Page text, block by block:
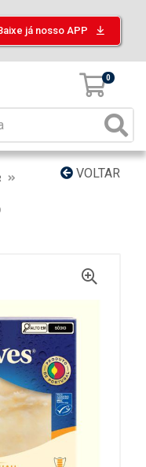
já nosso APP
0
VOLTAR